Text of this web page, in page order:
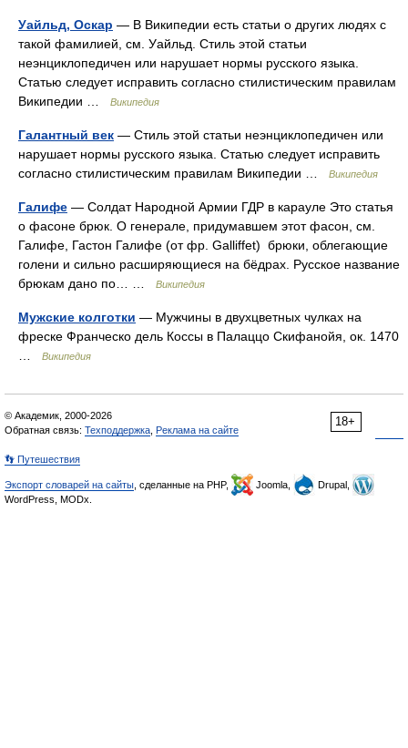
Уайльд, Оскар — В Википедии есть статьи о других людях с
такой фамилией, см. Уайльд. Стиль этой статьи
неэнциклопедичен или нарушает нормы русского языка.
Статью следует исправить согласно стилистическим правилам
Википедии …
Википедия
Галантный век — Стиль этой статьи неэнциклопедичен или
нарушает нормы русского языка. Статью следует исправить
согласно стилистическим правилам Википедии …
Википедия
Галифе — Солдат Народной Армии ГДР в карауле Это статья
о фасоне брюк. О генерале, придумавшем этот фасон, см.
Галифе, Гастон Галифе (от фр. Galliffet) брюки, облегающие
голени и сильно расширяющиеся на бёдрах. Русское название
брюкам дано по… …
Википедия
Мужские колготки — Мужчины в двухцветных чулках на
фреске Франческо дель Коссы в Палаццо Скифанойя, ок. 1470
Википедия
18+
© Академик, 2000-2026
Обратная связь: Техподдержка Реклама на сайте
👣 Путешествия
Экспорт словарей на сайты , сделанные на PHP, Joomla,
Drupal,
WordPress, MODx.